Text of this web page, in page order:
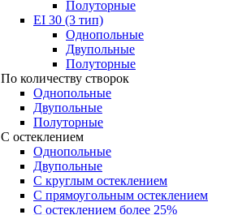
Полуторные
EI 30 (3 тип)
Однопольные
Двупольные
Полуторные
По количеству створок
Однопольные
Двупольные
Полуторные
С остеклением
Однопольные
Двупольные
С круглым остеклением
С прямоугольным остеклением
С остеклением более 25%